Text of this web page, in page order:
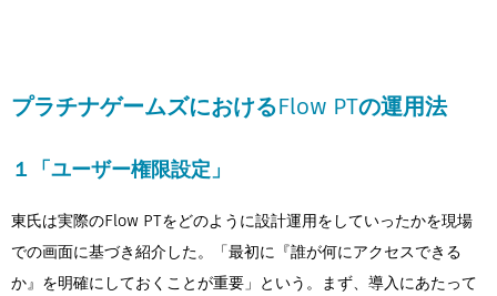
プラチナゲームズにおけるFlow PTの運用法
１「ユーザー権限設定」
東氏は実際のFlow PTをどのように設計運用をしていったかを現場
での画面に基づき紹介した。「最初に『誰が何にアクセスできる
か』を明確にしておくことが重要」という。まず、導入にあたって